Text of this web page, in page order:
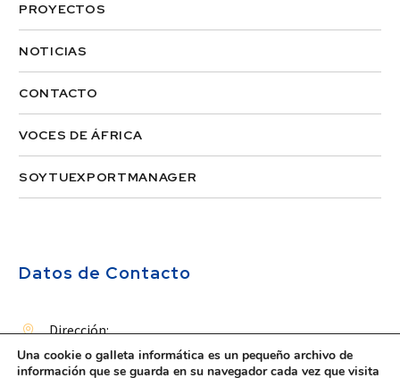
PROYECTOS
NOTICIAS
CONTACTO
VOCES DE ÁFRICA
SOYTUEXPORTMANAGER
Datos de Contacto


Dirección:
Ruiz de Alda, 12, 1D
Una cookie o galleta informática es un pequeño archivo de
información que se guarda en su navegador cada vez que visita